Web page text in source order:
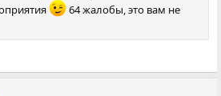
64 жалобы, это вам не